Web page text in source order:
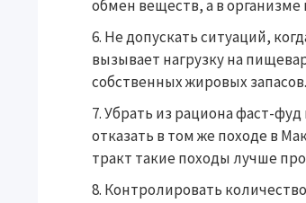
обмен веществ, а в
Не допускать ситуаций,
вызывает нагрузку на
собственных жировых запасов.
Убрать из рациона фаст-
отказать в том же походе в
тракт такие походы лучше
Контролировать